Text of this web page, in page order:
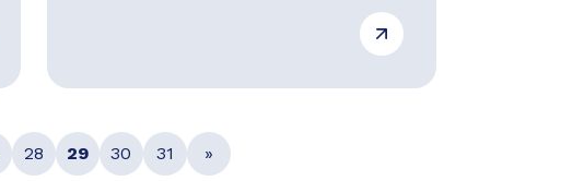
28 29 30 31 »